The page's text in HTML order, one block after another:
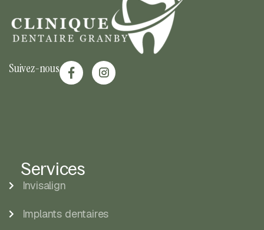
Suivez-nous
Services
Invisalign
Implants dentaires